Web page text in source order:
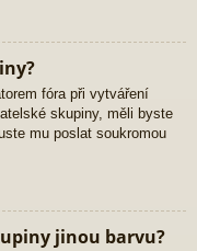
fóra při vytváření
skupiny, měli byste
mu poslat soukromou
jinou barvu?